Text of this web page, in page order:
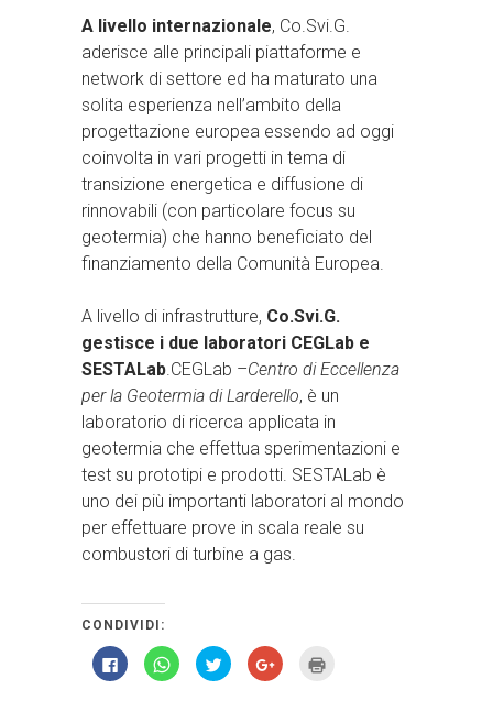
A livello internazionale, Co.Svi.G.
aderisce alle principali piattaforme e
network di settore ed ha maturato una
solita esperienza nell’ambito della
progettazione europea essendo ad oggi
coinvolta in vari progetti in tema di
transizione energetica e diffusione di
rinnovabili (con particolare focus su
geotermia) che hanno beneficiato del
finanziamento della Comunità Europea.
A livello di infrastrutture, Co.Svi.G.
gestisce i due laboratori CEGLab e
SESTALab.CEGLab –Centro di Eccellenza
per la Geotermia di Larderello, è un
laboratorio di ricerca applicata in
geotermia che effettua sperimentazioni e
test su prototipi e prodotti. SESTALab è
uno dei più importanti laboratori al mondo
per effettuare prove in scala reale su
combustori di turbine a gas.
CONDIVIDI:
Fai
clic
Fai
clic
Fai
clic
Fai
clic